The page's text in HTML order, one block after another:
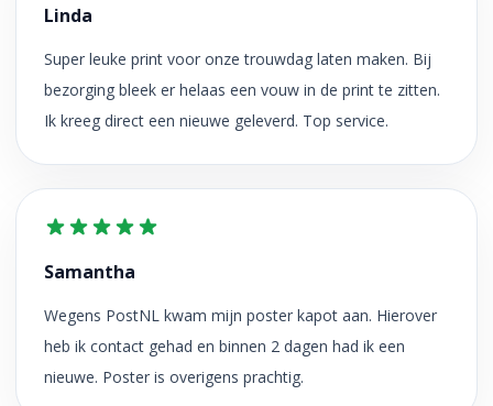
Linda
Super leuke print voor onze trouwdag laten maken. Bij
bezorging bleek er helaas een vouw in de print te zitten.
Ik kreeg direct een nieuwe geleverd. Top service.
Samantha
Wegens PostNL kwam mijn poster kapot aan. Hierover
heb ik contact gehad en binnen 2 dagen had ik een
nieuwe. Poster is overigens prachtig.